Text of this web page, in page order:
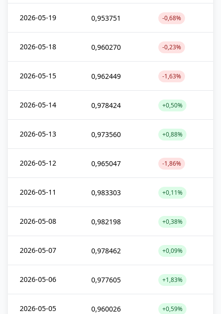
2026-05-19 0,953751 -0,68%
2026-05-18 0,960270 -0,23%
2026-05-15 0,962449 -1,63%
2026-05-14 0,978424 +0,50%
2026-05-13 0,973560 +0,88%
2026-05-12 0,965047 -1,86%
2026-05-11 0,983303 +0,11%
2026-05-08 0,982198 +0,38%
2026-05-07 0,978462 +0,09%
2026-05-06 0,977605 +1,83%
2026-05-05 0,960026 +0,59%